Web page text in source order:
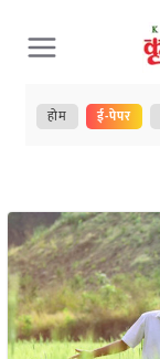
Skip
to
content
होम ई-पेपर